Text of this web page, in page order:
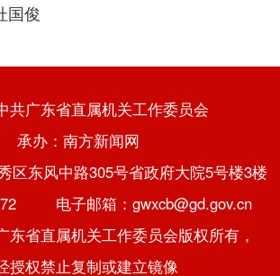
国俊
共广东省直属机关工作委员会
承办：南方新闻网
区东风中路305号省政府大院5号楼3楼
电子邮箱：gwxcb@gd.gov.cn
东省直属机关工作委员会版权所有，
授权禁止复制或建立镜像